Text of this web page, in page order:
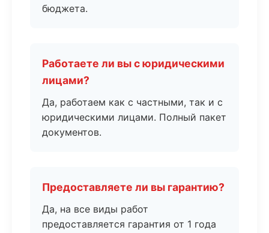
бюджета.
Работаете ли вы с юридическими
лицами?
Да, работаем как с частными, так и с
юридическими лицами. Полный пакет
документов.
Предоставляете ли вы гарантию?
Да, на все виды работ
предоставляется гарантия от 1 года